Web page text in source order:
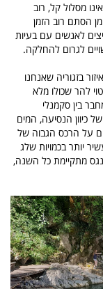
מסלול קל, רוב
חזור מן הסתם רוב הזמן
לאנשים עם בעיות
לגרום להחלקה.
בזגוריה שאנחנו
להר שכולו מלא
בין סקמנלי
כיוון הנסיעה, המים
על הרכס הגבוה של
יותר בכמויות שלג
מתקיימת כל השנה,